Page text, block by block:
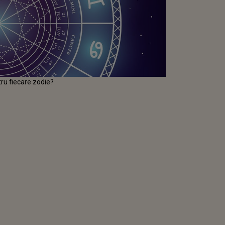
fiecare zodie?